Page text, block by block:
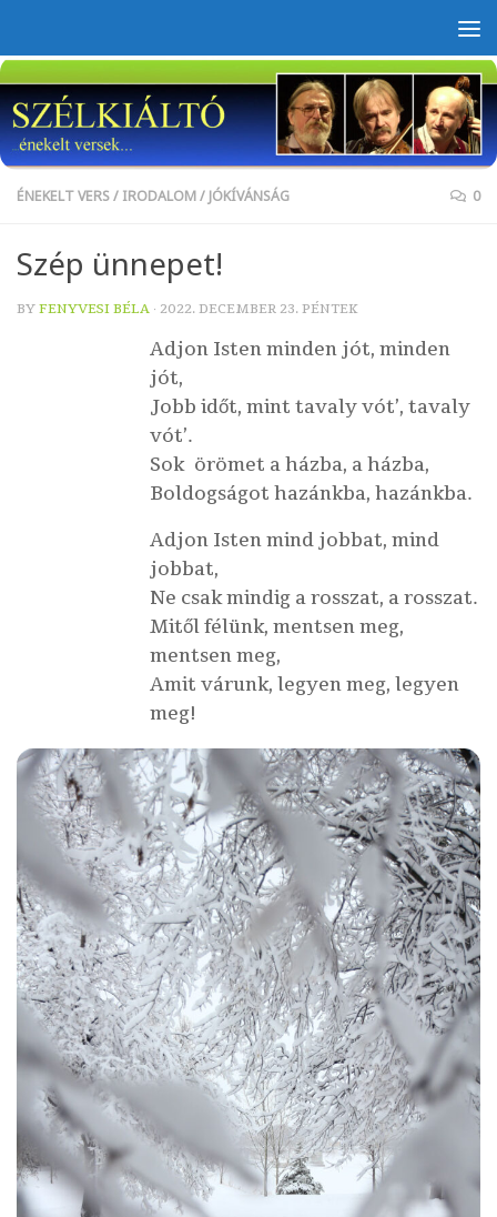
ÉNEKELT VERS/ IRODALOM/ JÓKÍVÁNSÁG 0
Szép ünnepet!
BY FENYVESI BÉLA · 2022. DECEMBER 23. PÉNTEK
Adjon Isten minden jót, minden
jót,
Jobb időt, mint tavaly vót’, tavaly
vót’.
Sok örömet a házba, a házba,
Boldogságot hazánkba, hazánkba.
Adjon Isten mind jobbat, mind
jobbat,
Ne csak mindig a rosszat, a rosszat.
Mitől félünk, mentsen meg,
mentsen meg,
Amit várunk, legyen meg, legyen
meg!